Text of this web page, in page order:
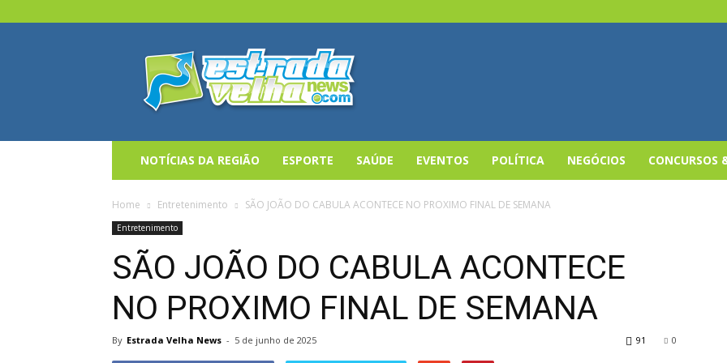
Estrada
Velha
News
NOTÍCIAS DA REGIÃO ESPORTE SAÚDE EVENTOS POLÍTICA NEGÓCIOS CONCURSOS
Home Entretenimento SÃO JOÃO DO CABULA ACONTECE NO PROXIMO FINAL DE SEMANA
Entretenimento
SÃO JOÃO DO CABULA ACONTECE
NO PROXIMO FINAL DE SEMANA
By Estrada Velha News - 5 de junho de 2025 0
91